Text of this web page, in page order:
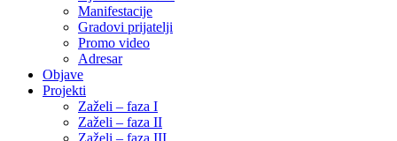
Manifestacije
Gradovi prijatelji
Promo video
Adresar
Objave
Projekti
Zaželi – faza I
Zaželi – faza II